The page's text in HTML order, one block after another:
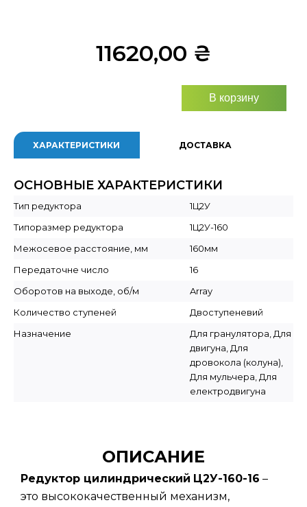
11620,00 ₴
В корзину
ХАРАКТЕРИСТИКИ ДОСТАВКА
ОСНОВНЫЕ ХАРАКТЕРИСТИКИ
Тип редуктора
1Ц2У
Типоразмер редуктора
1Ц2У-160
Межосевое расстояние, мм
160мм
Передаточне число
16
Оборотов на выходе, об/м
Array
Количество ступеней
Двоступеневий
Назначение
Для гранулятора, Для
двигуна, Для
дровокола (колуна),
Для мульчера, Для
електродвигуна
ОПИСАНИЕ
Редуктор цилиндрический Ц2У-160-16 –
это высококачественный механизм,